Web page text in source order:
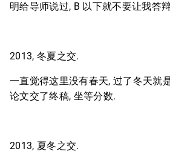
明给导师说过, B 以下就不要让我答
2013, 冬夏之交.
一直觉得这里没有春天, 过了冬天就
论文交了终稿, 坐等分数.
2013, 夏冬之交.